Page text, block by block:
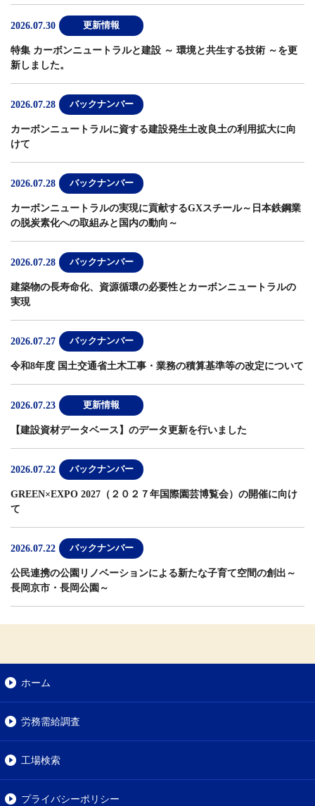
2026.07.30 更新情報
特集 カーボンニュートラルと建設 ～ 環境と共生する技術 ～ を更
新しました。
2026.07.28 バックナンバー
カーボンニュートラルに資する建設発生土改良土の利用拡大に向
けて
2026.07.28 バックナンバー
カーボンニュートラルの実現に貢献するGXスチール～日本鉄鋼業
の脱炭素化への取組みと国内の動向～
2026.07.28 バックナンバー
建築物の長寿命化、資源循環の必要性とカーボンニュートラルの
実現
2026.07.27 バックナンバー
令和8年度 国土交通省土木工事・業務の積算基準等の改定について
2026.07.23 更新情報
【建設資材データベース】 のデータ更新を行いました
2026.07.22 バックナンバー
GREEN×EXPO 2027（２０２７年国際園芸博覧会）の開催に向け
て
2026.07.22 バックナンバー
公民連携の公園リノベーションによる新たな子育て空間の創出～
長岡京市・長岡公園～
ホーム
労務需給調査
工場検索
プライバシーポリシー